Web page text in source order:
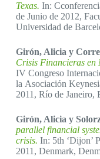
Texas. In:
de Junio de 2012,
Universidad de
Girón, Alicia y
Crisis Financieras en
IV Congreso
la Asociación
2011, Río de Janeiro,
Girón, Alicia y
parallel financial
crisis. In: 5th ‘Dijon’
2011, Denmark,